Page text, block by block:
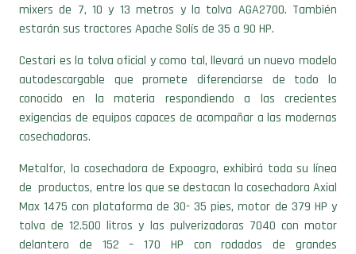
mixers de 7, 10 y 13 metros y la tolva AGA2700. También
estarán sus tractores Apache Solís de 35 a 90 HP.
Cestari es la tolva oficial y como tal, llevará un nuevo modelo
autodescargable que promete diferenciarse de todo lo
conocido en la materia respondiendo a las crecientes
exigencias de equipos capaces de acompañar a las modernas
cosechadoras.
Metalfor, la cosechadora de Expoagro, exhibirá toda su línea
de productos, entre los que se destacan la cosechadora Axial
Max 1475 con plataforma de 30- 35 pies, motor de 379 HP y
tolva de 12.500 litros y las pulverizadoras 7040 con motor
delantero de 152 – 170 HP con rodados de grandes